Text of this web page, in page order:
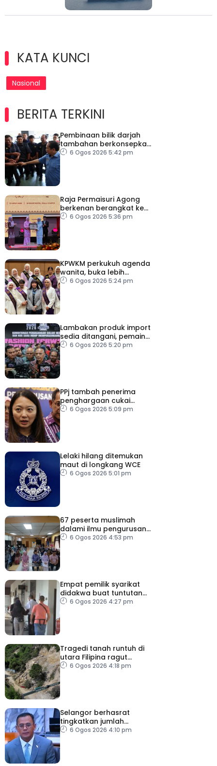
KATA KUNCI
Nasional
BERITA TERKINI
Pembinaan bilik darjah
tambahan berkonsepkan
MPS di sekolah terpilih,
6 Ogos 2026 5:42 pm
Raja Permaisuri Agong
berkenan berangkat ke
Majlis Anugerah Sastera
6 Ogos 2026 5:36 pm
KPWKM perkukuh agenda
wanita, buka lebih
banyak peluang
6 Ogos 2026 5:24 pm
Lambakan produk import
sedia ditangani, pemain
industri tempatan
6 Ogos 2026 5:20 pm
PPj tambah penerima
penghargaan cukai
taksiran
6 Ogos 2026 5:09 pm
Lelaki hilang ditemukan
maut di longkang WCE
6 Ogos 2026 5:01 pm
67 peserta muslimah
dalami ilmu pengurusan
jenazah
6 Ogos 2026 4:53 pm
Empat pemilik syarikat
didakwa buat tuntutan
palsu PERKESO
6 Ogos 2026 4:27 pm
Tragedi tanah runtuh di
utara Filipina ragut
empat nyawa
6 Ogos 2026 4:18 pm
Selangor berhasrat
tingkatkan jumlah
penerima HPIPT 5,000
6 Ogos 2026 4:10 pm